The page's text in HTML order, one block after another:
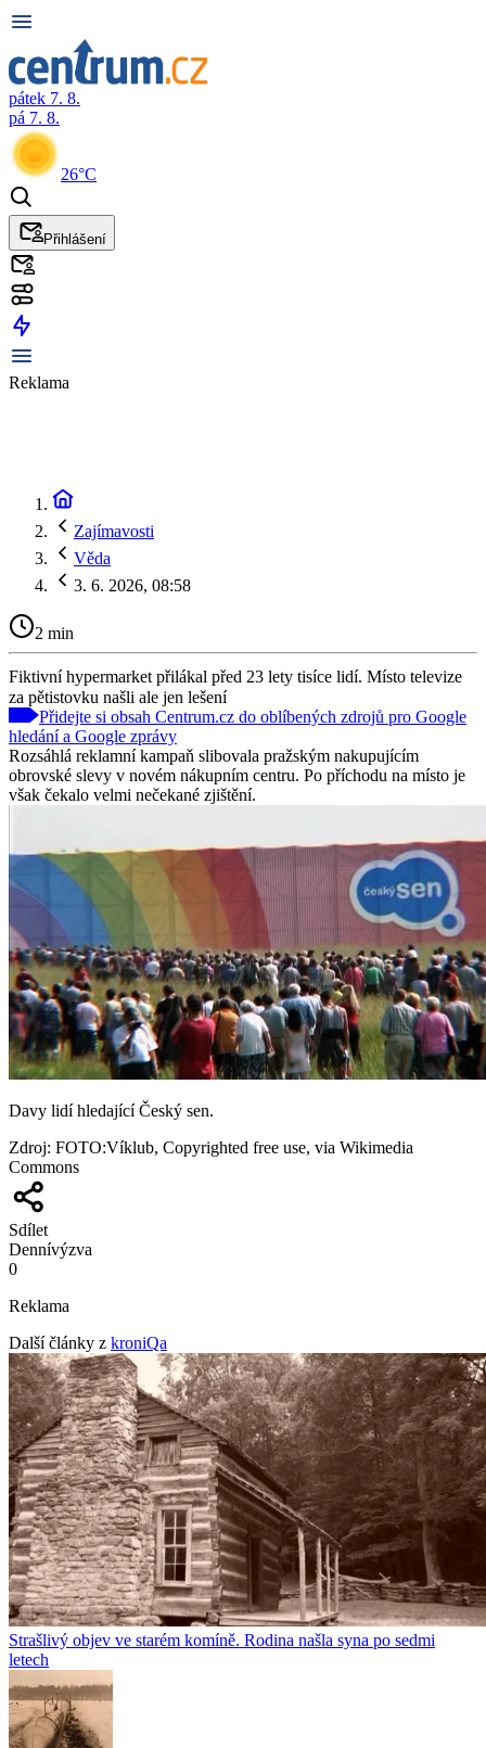
pátek 7. 8.
pá 7. 8.
26°C
Přihlášení
Reklama
Zajímavosti
Věda
3. 6. 2026, 08:58
2 min
Fiktivní hypermarket přilákal před 23 lety tisíce lidí. Místo televize
za pětistovku našli ale jen lešení
Přidejte si obsah Centrum.cz do oblíbených zdrojů pro Google
hledání a Google zprávy
Rozsáhlá reklamní kampaň slibovala pražským nakupujícím
obrovské slevy v novém nákupním centru. Po příchodu na místo je
však čekalo velmi nečekané zjištění.
Davy lidí hledající Český sen.
Zdroj: FOTO:Víklub, Copyrighted free use, via Wikimedia
Commons
Sdílet
Dennívýzva
0
Reklama
Další články z kroniQa
Strašlivý objev ve starém komíně. Rodina našla syna po sedmi
letech